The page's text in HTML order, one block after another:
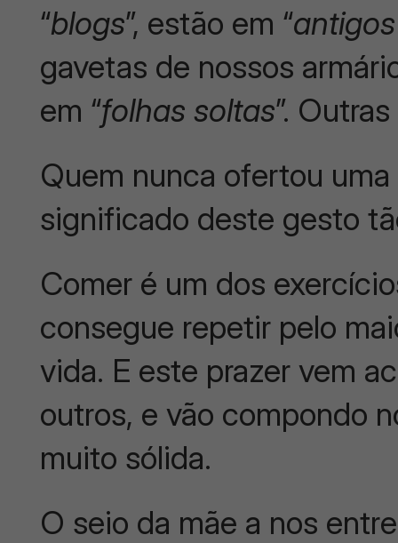
“blogs”, estão em “
gavetas de nossos
em “folhas soltas”.
Quem nunca ofertou
significado deste gesto
Comer é um dos
consegue repetir pelo
vida. E este prazer vem
outros, e vão compondo
muito sólida.
O seio da mãe a nos